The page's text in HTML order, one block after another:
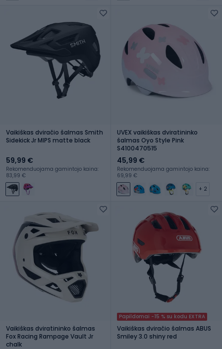
Vaikiškas dviračio šalmas Smith
Sidekick Jr MIPS matte black
59,99 €
Rekomenduojama gamintojo kaina:
83,99 €
UVEX vaikiškas dviratininko
šalmas Oyo Style Pink
S4100470515
45,99 €
Rekomenduojama gamintojo kaina:
69,99 €
+ 2
Vaikiškas dviratininko šalmas
Fox Racing Rampage Vault Jr
chalk
Papildomai -15 % su kodu EXTRA
Vaikiškas dviračio šalmas ABUS
Smiley 3.0 shiny red